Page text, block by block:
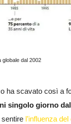
globale dal 2002
ha scavato così a
singolo giorno dal
l’influenza